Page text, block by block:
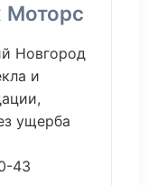
Моторс
Новгород
и
ущерба
43